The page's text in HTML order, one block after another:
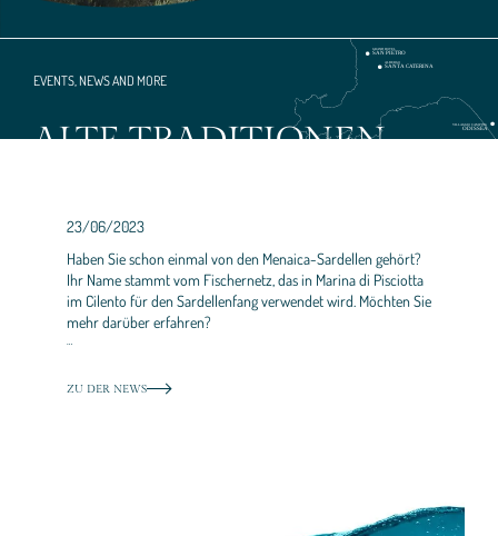
EVENTS, NEWS AND MORE
ALTE TRADITIONEN
23/06/2023
Haben Sie schon einmal von den Menaica-Sardellen gehört?
Ihr Name stammt vom Fischernetz, das in Marina di Pisciotta
im Cilento für den Sardellenfang verwendet wird. Möchten Sie
mehr darüber erfahren?
ZU DER NEWS